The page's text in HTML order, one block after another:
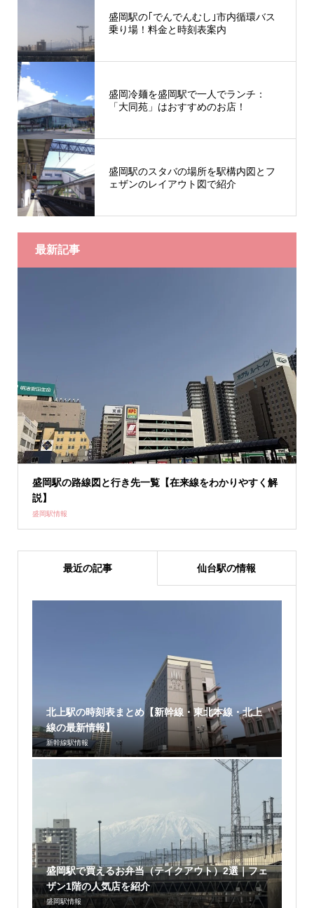
盛岡駅の｢でんでんむし｣市内循環バス
乗り場！料金と時刻表案内
盛岡冷麺を盛岡駅で一人でランチ：
「大同苑」はおすすめのお店！
盛岡駅のスタバの場所を駅構内図とフ
ェザンのレイアウト図で紹介
最新記事
盛岡駅の路線図と行き先一覧【在来線をわかりやすく解
説】
盛岡駅情報
最近の記事 仙台駅の情報
北上駅の時刻表まとめ【新幹線・東北本線・北上
線の最新情報】
新幹線駅情報
盛岡駅で買えるお弁当（テイクアウト）2選｜フェ
ザン1階の人気店を紹介
盛岡駅情報